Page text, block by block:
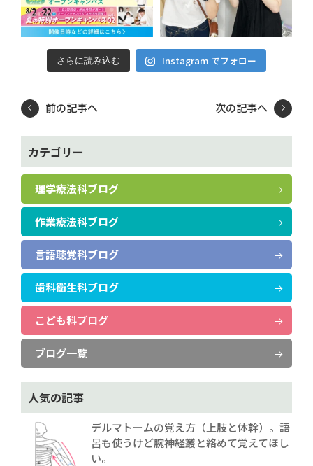
さらに読み込む Instagram でフォロー
前の記事へ 次の記事へ
カテゴリー
理学療法科ブログ
作業療法科ブログ
言語聴覚科ブログ
歯科衛生科ブログ
こども科ブログ
ブログ一覧
人気の記事
デルマトームの覚え方（上肢と体幹）。語
呂も使うけど腕神経叢と絡めて覚えてほし
い。